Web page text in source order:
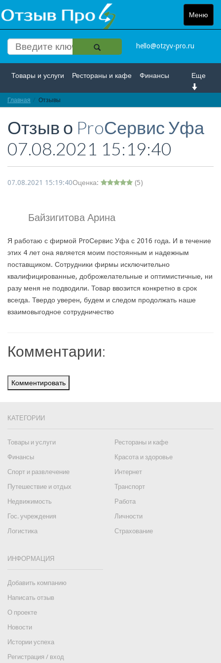
Меню
Toggle
hello@otzyv-pro.ru
Еще
Товары и услуги Рестораны и кафе Финансы
Красота и здоровье
Интернет Путешествие и отдых Транспорт
Недвижимость Работа Гос. учреждения
Главная Отзывы
Отзыв о ProСервис Уфа
07.08.2021 15:19:40
07.08.2021 15:19:40Оценка: (5)
Байзигитова Арина
Я работаю с фирмой ProСервис Уфа с 2016 года. И в течение
этих 4 лет она является моим постоянным и надежным
поставщиком. Сотрудники фирмы исключительно
квалифицированные, доброжелательные и оптимистичные, ни
разу меня не подводили. Товар ввозится конкретно в срок
всегда. Твердо уверен, будем и следом продолжать наше
взаимовыгодное сотрудничество
Комментарии:
Комментировать
КАТЕГОРИИ
Товары и услуги
Рестораны и кафе
Финансы
Красота и здоровье
Спорт и развлечение
Интернет
Путешествие и отдых
Транспорт
Недвижимость
Работа
Гос. учреждения
Личности
Логистика
Страхование
ИНФОРМАЦИЯ
Добавить компанию
Написать отзыв
О проекте
Новости
Истории успеха
Регистрация / вход